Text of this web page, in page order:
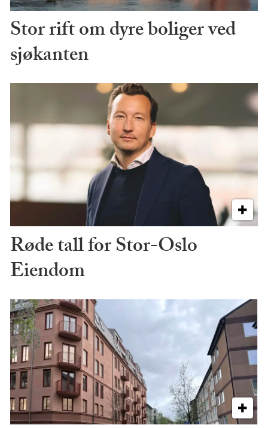
Stor rift om dyre boliger ved
sjøkanten
Røde tall for Stor-Oslo
Eiendom